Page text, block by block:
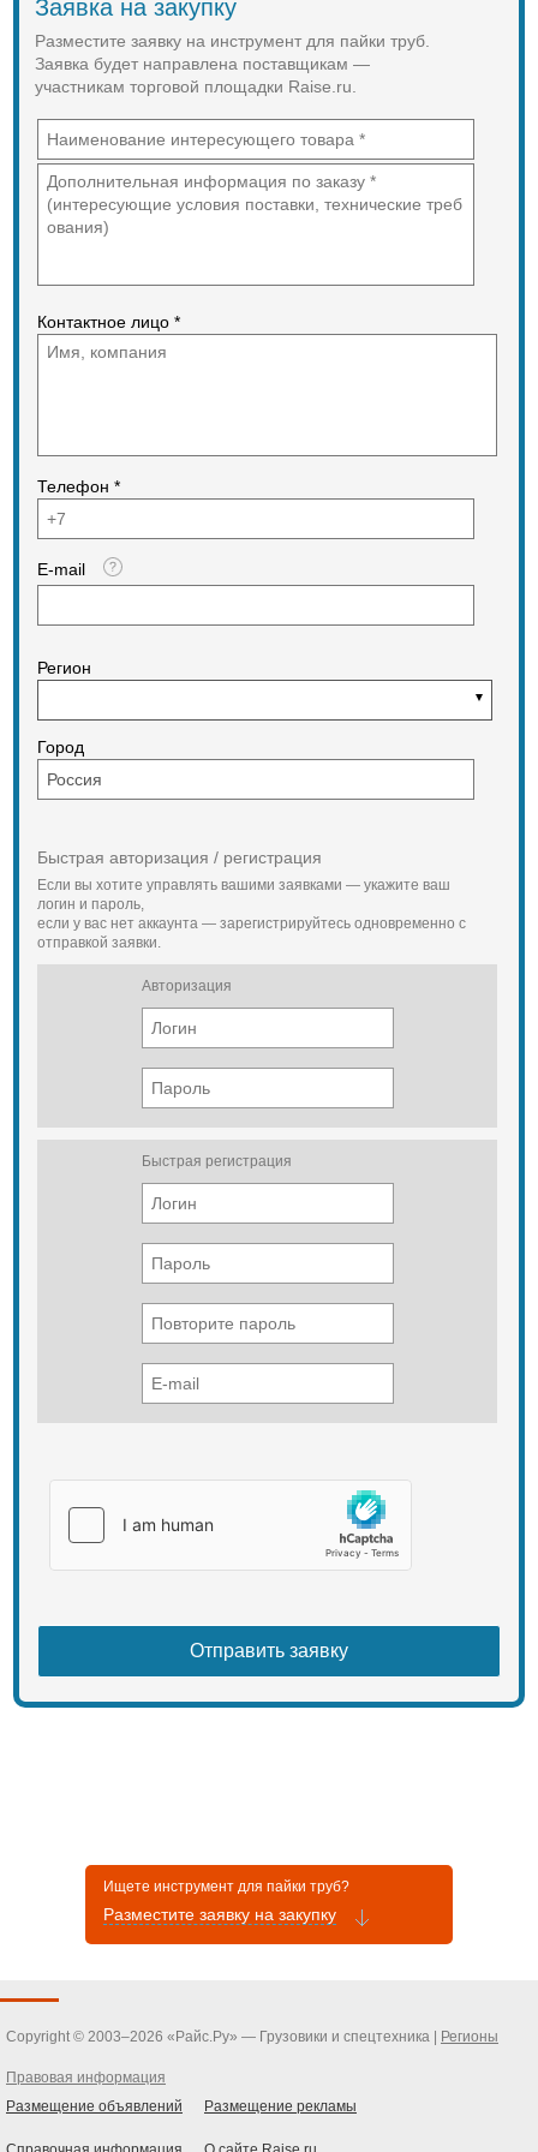
диаметре пламени заостренной
придает точность соединению.
Особенности набора Rothenberger
азот, содержащийся в атмосфере
препятствует образованию
окалины на месте пайки;
оптимальный расход газа за счет
регулировочного клапана;
Заявка на закупку
Разместите заявку на инструмент для пайки труб.
Заявка будет направлена поставщикам —
участникам торговой площадки Raise.ru.
Контактное лицо *
Телефон *
E-mail
Регион
Город
Быстрая авторизация / регистрация
Если вы хотите управлять вашими заявками — укажите ваш
логин и пароль,
если у вас нет аккаунта — зарегистрируйтесь одновременно с
отправкой заявки.
Авторизация
Быстрая регистрация
Ищете инструмент для пайки труб?
Разместите заявку на закупку
Copyright © 2003–2026 «Райс.Ру» — Грузовики и спецтехника | Регионы
Правовая информация
Размещение объявлений
Размещение рекламы